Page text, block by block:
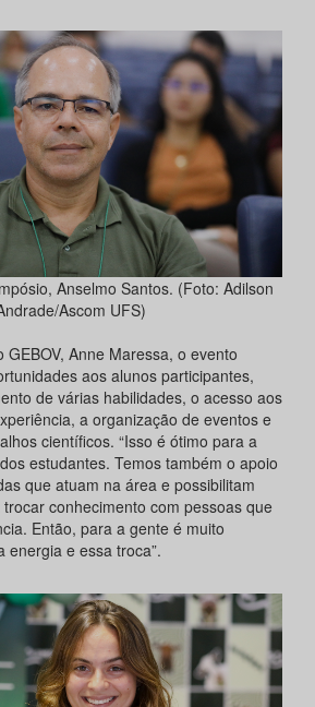
Anselmo Santos. (Foto: Adilson
Ascom UFS)
GEBOV, Anne Maressa, o evento
aos alunos participantes,
de várias habilidades, o acesso aos
a organização de eventos e
científicos. “Isso é ótimo para a
estudantes. Temos também o apoio
que atuam na área e possibilitam
conhecimento com pessoas que
Então, para a gente é muito
energia e essa troca”.